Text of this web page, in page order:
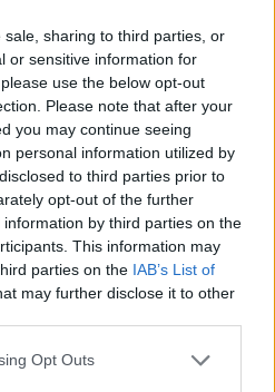
sharing to third parties, or
or sensitive information for
use the below opt-out
Please note that after your
you may continue seeing
personal information utilized by
to third parties prior to
opt-out of the further
by third parties on the
This information may
parties on the IAB’s List of
may further disclose it to other
app uses one or more Google
Opt Outs
Τα 33α γενέθλια και τα
«Καμία στιγμή